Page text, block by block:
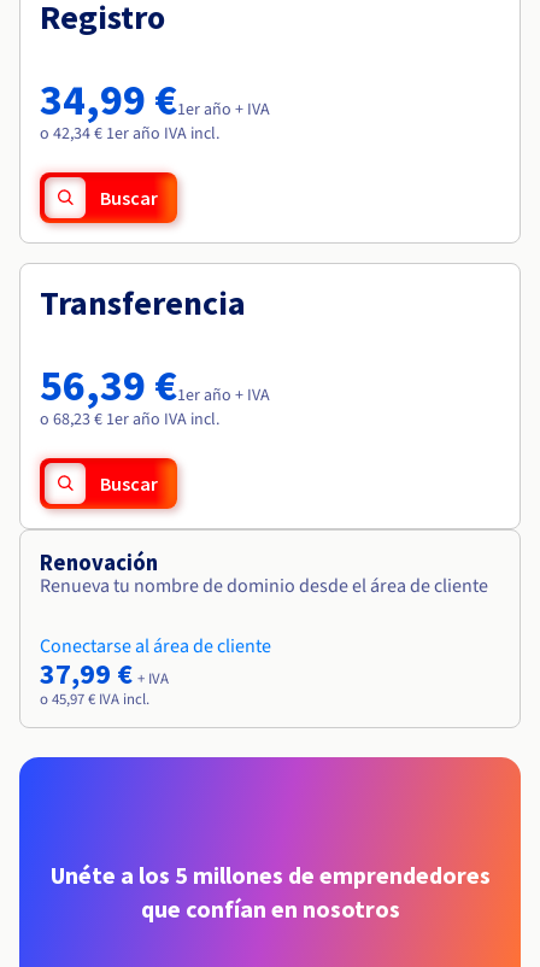
Precios
Roadmap & Changelog
Observabilidad
Roadmap y Changelog
Roadmap & Changelog
Roadmap & Changelog
Roadmap & Changelog
Registro
34,99 €1er año + IVA
o 42,34 € 1er año IVA incl.
Buscar
Transferencia
56,39 €1er año + IVA
o 68,23 € 1er año IVA incl.
Buscar
Renovación
Renueva tu nombre de dominio desde el área de cliente
Conectarse al área de cliente
37,99 € + IVA
o 45,97 € IVA incl.
Unéte a los 5 millones de emprendedores
que confían en nosotros